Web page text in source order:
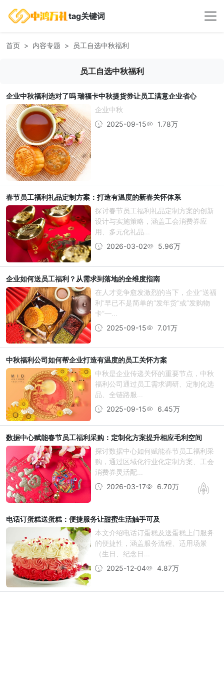
tag关键词
首页 内容专题 员工自选中秋福利
员工自选中秋福利
企业中秋福利选对了吗 瑞福卡中秋提货券让员工满意企业省心
企业中秋
2025-09-15
1.78万
春节员工福利礼品定制方案：打造有温度的新春关怀体系
探讨春节员工福利礼品定制方案的创新
设计与实施策略，涵盖工会消费券应
用、多元化礼品...
2026-03-02
5.96万
企业如何送员工福利？从需求到落地的全维度指南
在人才竞争愈发激烈的当下，企业“送福
利”早已不是简单的“发年货”或“发购物
卡”—...
2025-09-15
7.01万
中秋福利公司如何帮企业打造有温度的员工关怀方案
中秋是企业传递关怀的重要节点，中秋
福利公司通过员工需求调研、定制化选
品、全链路服...
2025-09-15
6.45万
数据中心赋能春节员工福利采购：定制化方案提升相应毛利空间
探讨数据中心如何赋能春节员工福利采
购，通过区域化行业化定制方案、工会
消费券灵活配...
2026-03-17
6.70万
电话订蛋糕送蛋糕：便捷服务让甜蜜生活触手可及
本文介绍电话订蛋糕及送蛋糕上门服务
的便捷性，涵盖服务流程、适用场景
（生日、纪念日...
2025-12-04
4.87万